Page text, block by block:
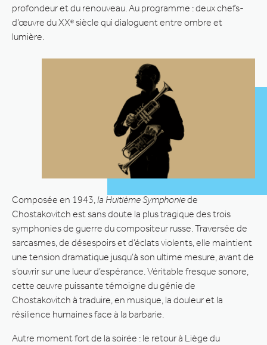
profondeur et du renouveau. Au programme : deux chefs-
d’œuvre du XXᵉ siècle qui dialoguent entre ombre et
lumière.
Composée en 1943, la Huitième Symphoniede
Chostakovitch est sans doute la plus tragique des trois
symphonies de guerre du compositeur russe. Traversée de
sarcasmes, de désespoirs et d’éclats violents, elle maintient
une tension dramatique jusqu’à son ultime mesure, avant de
s’ouvrir sur une lueur d’espérance. Véritable fresque sonore,
cette œuvre puissante témoigne du génie de
Chostakovitch à traduire, en musique, la douleur et la
résilience humaines face à la barbarie.
Autre moment fort de la soirée : le retour à Liège du